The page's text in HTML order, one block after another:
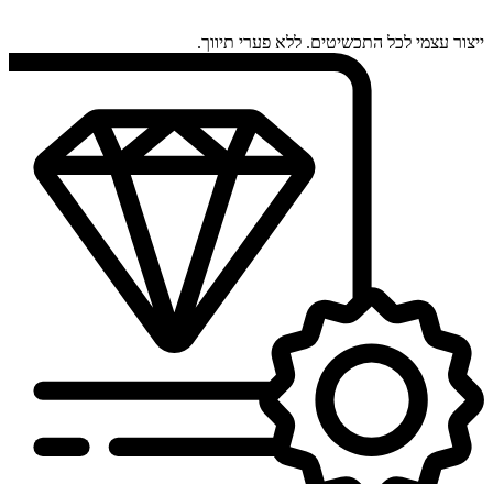
ייצור עצמי לכל התכשיטים. ללא פערי תיווך.